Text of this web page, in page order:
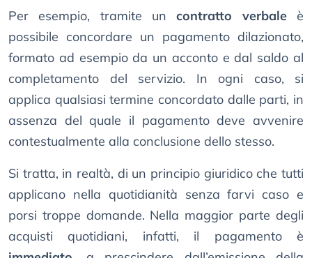
Per esempio, tramite uncontratto verbaleè
possibile concordare un pagamento dilazionato,
formato ad esempio da un acconto e dal saldo al
completamento del servizio. In ogni caso, si
applica qualsiasi termine concordato dalle parti, in
assenza del quale il pagamento deve avvenire
contestualmente alla conclusione dello stesso.
Si tratta, in realtà, di un principio giuridico che tutti
applicano nella quotidianità senza farvi caso e
porsi troppe domande. Nella maggior parte degli
acquisti quotidiani, infatti, il pagamento è